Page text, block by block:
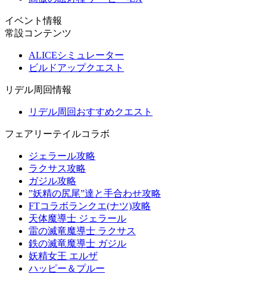
イベント情報
常設コンテンツ
ALICEシミュレーター
ビルドアップクエスト
リデル周回情報
リデル周回おすすめクエスト
フェアリーテイルコラボ
ジェラール攻略
ラクサス攻略
ガジル攻略
”妖精の尻尾”達と手合わせ攻略
FTコラボランクエ(ナツ)攻略
天体魔導士 ジェラール
雷の滅竜魔導士 ラクサス
鉄の滅竜魔導士 ガジル
妖精女王 エルザ
ハッピー＆プルー